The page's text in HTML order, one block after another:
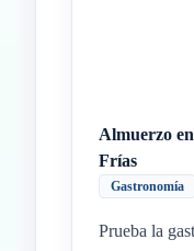
Almuerzo
Frías
Gastronomía
Prueba la